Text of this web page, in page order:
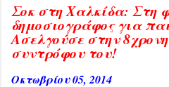
Σοκ στη Χαλκίδα: Στη
δημοσιογράφος για
Ασελγούσε στην
συντρόφου του!
Οκτωβρίου 05, 2014